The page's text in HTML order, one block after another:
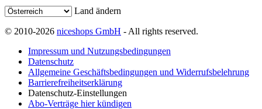
Land ändern
© 2010-2026 niceshops GmbH - All rights reserved.
Impressum und Nutzungsbedingungen
Datenschutz
Allgemeine Geschäftsbedingungen und Widerrufsbelehrung
Barrierefreiheitserklärung
Datenschutz-Einstellungen
Abo-Verträge hier kündigen